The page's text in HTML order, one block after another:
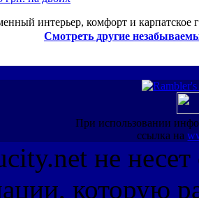
интерьер, комфорт и карпатское
Смотреть другие
При использовании
ссылка на
не несет
которую